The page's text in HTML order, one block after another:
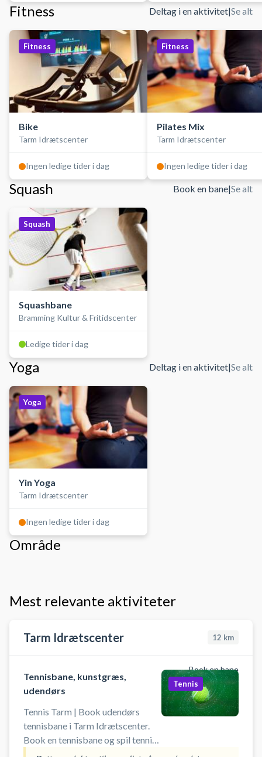
Fitness Deltag i en aktivitet|Se alt
Fitness
Bike
Tarm Idrætscenter
Ingen ledige tider i dag
Fitness
Pilates Mix
Tarm Idrætscenter
Ingen ledige tider i dag
Squash Book en bane|Se alt
Squash
Squashbane
Bramming Kultur & Fritidscenter
Ledige tider i dag
Yoga Deltag i en aktivitet|Se alt
Yoga
Yin Yoga
Tarm Idrætscenter
Ingen ledige tider i dag
Område
Mest relevante aktiviteter
Tarm Idrætscenter 12 km
Book en bane
Tennisbane, kunstgræs,
udendørs
Tennis Tarm | Book udendørs
tennisbane i Tarm Idrætscenter.
Book en tennisbane og spil tennis i
Tarm på en af de udendørs
Tennis